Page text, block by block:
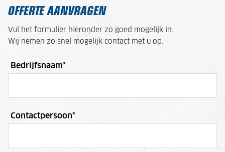
OFFERTE AANVRAGEN
Vul het formulier hieronder zo goed mogelijk in.
Wij nemen zo snel mogelijk contact met u op.
Bedrijfsnaam*
Contactpersoon*